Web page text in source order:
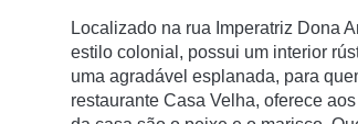
Localizado na rua Imperatriz Dona
estilo colonial, possui um interior
uma agradável esplanada, para
restaurante Casa Velha, oferece